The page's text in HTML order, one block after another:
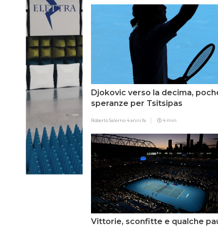
Djokovic verso la decima,
speranze per Tsitsipas
Roberto Salerno4 anni fa 4 min
Vittorie, sconfitte e qualche